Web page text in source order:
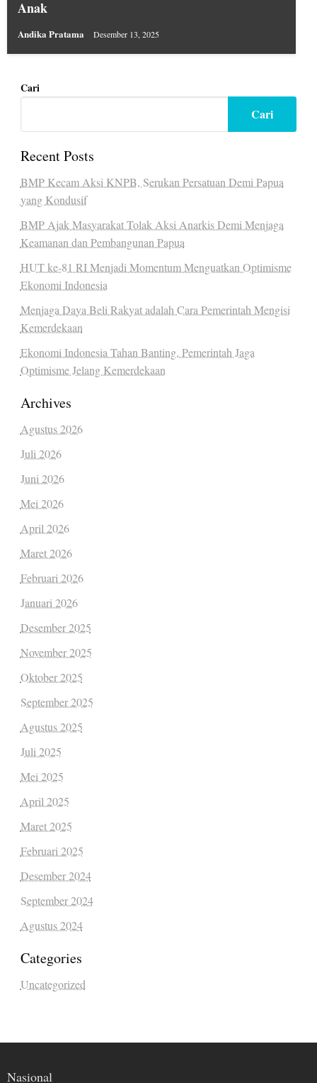
Anak
Andika Pratama Desember 13, 2025
Cari
Cari
Recent Posts
BMP Kecam Aksi KNPB, Serukan Persatuan Demi Papua
yang Kondusif
BMP Ajak Masyarakat Tolak Aksi Anarkis Demi Menjaga
Keamanan dan Pembangunan Papua
HUT ke-81 RI Menjadi Momentum Menguatkan Optimisme
Ekonomi Indonesia
Menjaga Daya Beli Rakyat adalah Cara Pemerintah Mengisi
Kemerdekaan
Ekonomi Indonesia Tahan Banting, Pemerintah Jaga
Optimisme Jelang Kemerdekaan
Archives
Agustus 2026
Juli 2026
Juni 2026
Mei 2026
April 2026
Maret 2026
Februari 2026
Januari 2026
Desember 2025
November 2025
Oktober 2025
September 2025
Agustus 2025
Juli 2025
Mei 2025
April 2025
Maret 2025
Februari 2025
Desember 2024
September 2024
Agustus 2024
Categories
Uncategorized
Nasional